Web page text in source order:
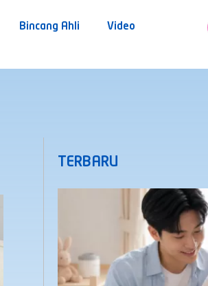
Bincang Ahli Video
TERBARU